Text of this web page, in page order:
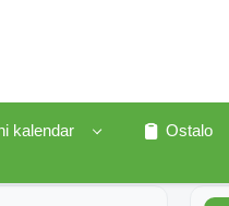
kalendar
Ostalo